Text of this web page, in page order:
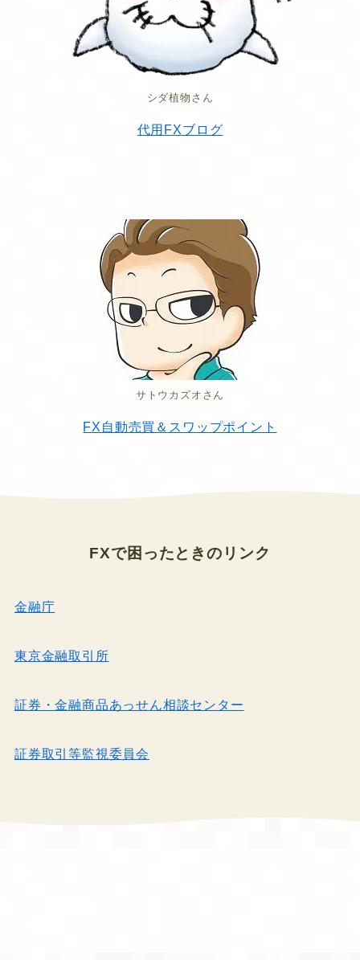
シダ植物さん
代用FXブログ
サトウカズオさん
FX自動売買＆スワップポイント
FXで困ったときのリンク
金融庁
東京金融取引所
証券・金融商品あっせん相談センター
証券取引等監視委員会